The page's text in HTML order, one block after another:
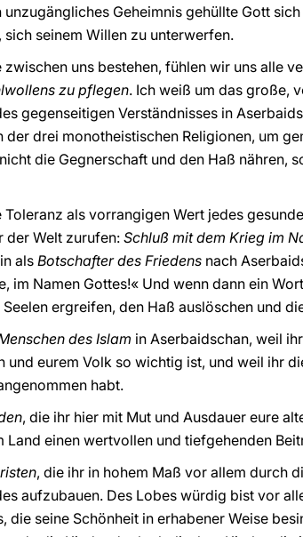
unzugängliches Geheimnis gehüllte Gott
seinem Willen zu unterwerfen.
uns bestehen, fühlen wir uns alle
zu pflegen. Ich weiß um das große,
gegenseitigen Verständnisses in
der drei monotheistischen Religionen, um
die Gegnerschaft und den Haß nähren,
als vorrangigen Wert jedes
der Welt zurufen: Schluß mit dem Krieg im
als Botschafter des Friedens nach
im Namen Gottes!« Und wenn dann ein
ergreifen, den Haß auslöschen und
des Islam in Aserbaidschan, weil
und eurem Volk so wichtig ist, und weil ihr
habt.
, die ihr hier mit Mut und Ausdauer eure
Land einen wertvollen und tiefgehenden
, die ihr in hohem Maß vor allem durch
aufzubauen. Des Lobes würdig bist vor
die seine Schönheit in erhabener Weise